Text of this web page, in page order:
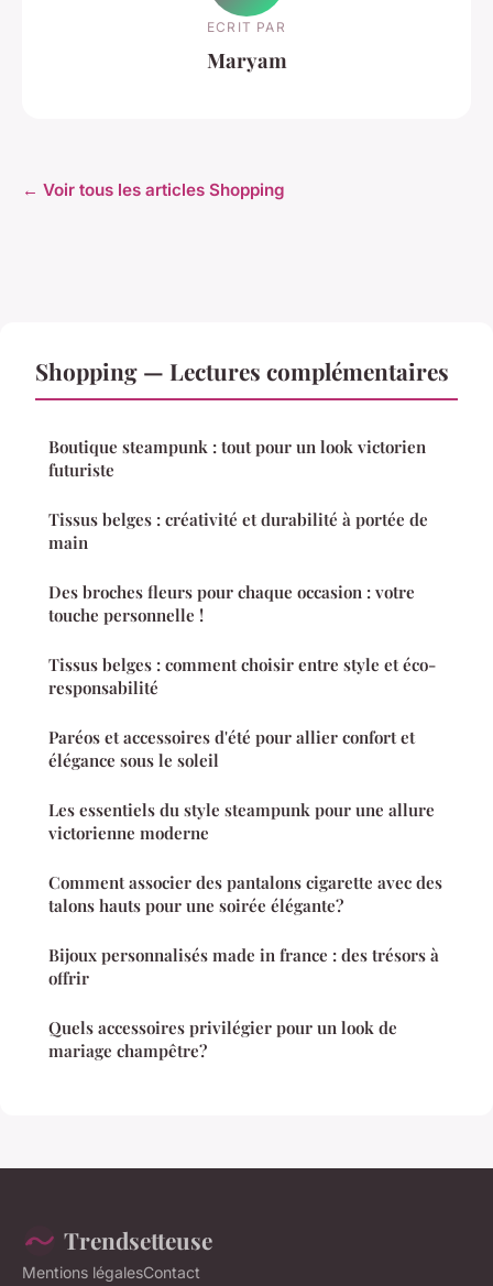
ECRIT PAR
Maryam
← Voir tous les articles Shopping
Shopping — Lectures complémentaires
Boutique steampunk : tout pour un look victorien
futuriste
Tissus belges : créativité et durabilité à portée de
main
Des broches fleurs pour chaque occasion : votre
touche personnelle !
Tissus belges : comment choisir entre style et éco-
responsabilité
Paréos et accessoires d'été pour allier confort et
élégance sous le soleil
Les essentiels du style steampunk pour une allure
victorienne moderne
Comment associer des pantalons cigarette avec des
talons hauts pour une soirée élégante?
Bijoux personnalisés made in france : des trésors à
offrir
Quels accessoires privilégier pour un look de
mariage champêtre?
Trendsetteuse
Mentions légalesContact